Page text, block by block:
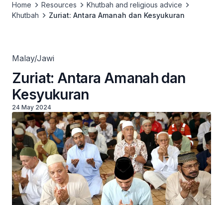
Home Resources
Khutbah and religious advice
Khutbah
Zuriat: Antara Amanah dan Kesyukuran
Malay/Jawi
Zuriat: Antara Amanah dan
Kesyukuran
24 May 2024